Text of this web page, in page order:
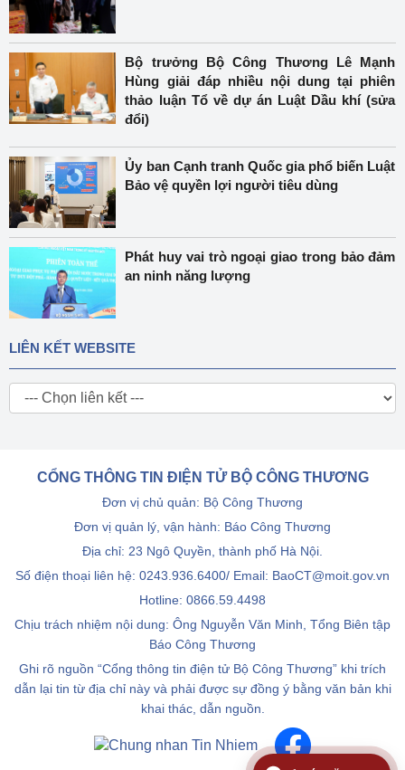
Bộ trưởng Bộ Công Thương Lê Mạnh
Hùng giải đáp nhiều nội dung tại phiên
thảo luận Tổ về dự án Luật Dầu khí (sửa
đổi)
Ủy ban Cạnh tranh Quốc gia phổ biến Luật
Bảo vệ quyền lợi người tiêu dùng
Phát huy vai trò ngoại giao trong bảo đảm
an ninh năng lượng
LIÊN KẾT WEBSITE
CỔNG THÔNG TIN ĐIỆN TỬ BỘ CÔNG THƯƠNG
Đơn vị chủ quản: Bộ Công Thương
Đơn vị quản lý, vận hành: Báo Công Thương
Địa chỉ: 23 Ngô Quyền, thành phố Hà Nội.
Số điện thoại liên hệ: 0243.936.6400/ Email: BaoCT@moit.gov.vn
Hotline: 0866.59.4498
Chịu trách nhiệm nội dung: Ông Nguyễn Văn Minh, Tổng Biên tập
Báo Công Thương
Ghi rõ nguồn “Cổng thông tin điện tử Bộ Công Thương” khi trích
dẫn lại tin từ địa chỉ này và phải được sự đồng ý bằng văn bản khi
khai thác, dẫn nguồn.